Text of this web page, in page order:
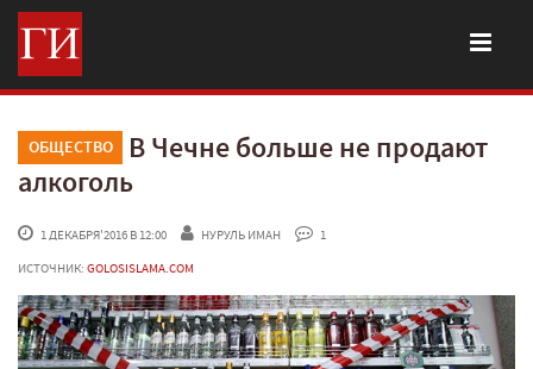
ОБЩЕСТВО
В Чечне больше не продают
алкоголь
1 ДЕКАБРЯ'2016 В 12:00 НУРУЛЬ ИМАН
1
ИСТОЧНИК: GOLOSISLAMA.COM